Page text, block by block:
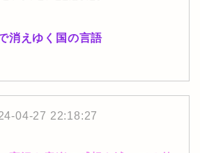
消えゆく国の言語
04-27 22:18:27